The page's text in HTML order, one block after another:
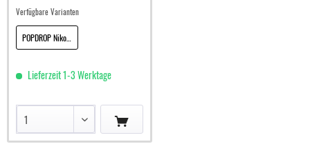
Verfügbare Varianten
POPDROP Nikotin-Shot 50/50 20mg 10ml
Lieferzeit 1-3 Werktage